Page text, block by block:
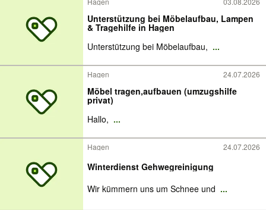
Unterstützung bei Möbelaufbau, Lampen
& Tragehilfe in Hagen
Unterstützung bei Möbelaufbau, ...
Hagen 24.07.2026
Möbel tragen,aufbauen (umzugshilfe
privat)
Hallo, ...
Hagen 24.07.2026
Winterdienst Gehwegreinigung
Wir kümmern uns um Schnee und ...